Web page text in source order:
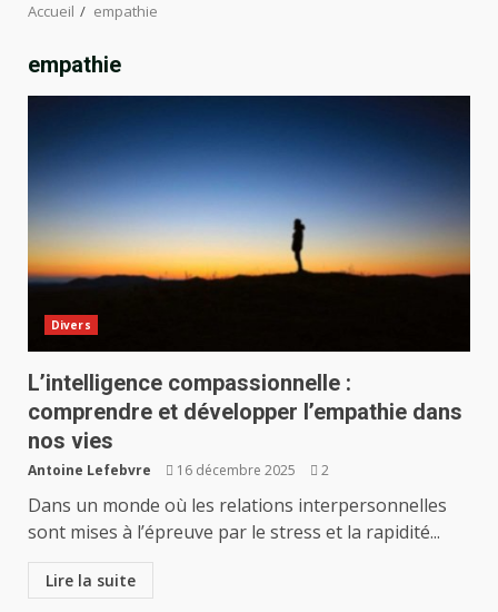
Accueil empathie
empathie
Divers
L’intelligence compassionnelle :
comprendre et développer l’empathie dans
nos vies
Antoine Lefebvre 16 décembre 2025 2
Dans un monde où les relations interpersonnelles
sont mises à l’épreuve par le stress et la rapidité...
Lire la suite